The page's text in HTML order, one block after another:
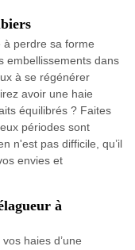
à perdre sa forme
embellissements dans
à se régénérer
avoir une haie
équilibrés ? Faites
périodes sont
n'est pas difficile, qu’il
envies et
à
haies d’une